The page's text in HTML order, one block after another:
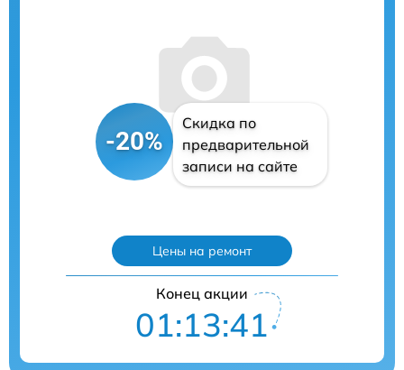
-20%
Скидка по
предварительной
записи на сайте
Цены на ремонт
Конец акции
01:13:40